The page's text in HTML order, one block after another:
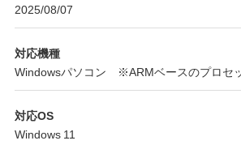
2025/08/07
対応機種
Windowsパソコン ※ARMベースのプロセ
対応OS
Windows 11